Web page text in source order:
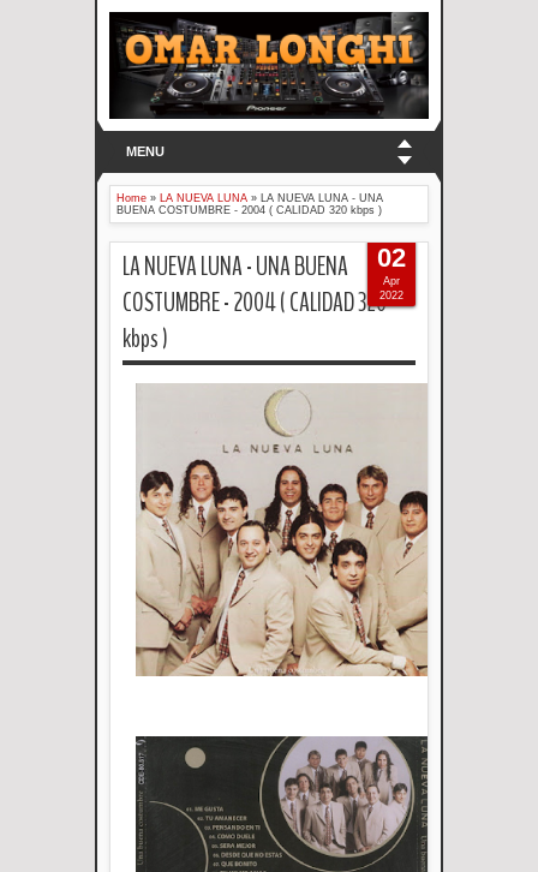
MENU
Home » LA NUEVA LUNA »
LA NUEVA LUNA - UNA
BUENA COSTUMBRE - 2004 ( CALIDAD 320 kbps )
LA NUEVA LUNA - UNA BUENA
COSTUMBRE - 2004 ( CALIDAD 320
kbps )
02
Apr
2022